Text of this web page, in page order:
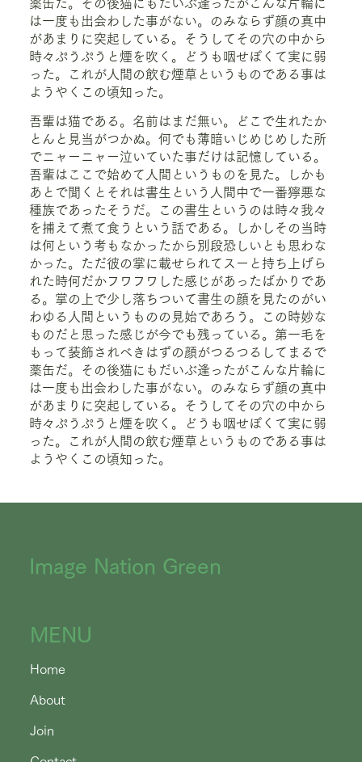
薬缶だ。その後猫にもだいぶ逢ったがこんな片輪に
は一度も出会わした事がない。のみならず顔の真中
があまりに突起している。そうしてその穴の中から
時々ぷうぷうと煙を吹く。どうも咽せぽくて実に弱
った。これが人間の飲む煙草というものである事は
ようやくこの頃知った。
吾輩は猫である。名前はまだ無い。どこで生れたか
とんと見当がつかぬ。何でも薄暗いじめじめした所
でニャーニャー泣いていた事だけは記憶している。
吾輩はここで始めて人間というものを見た。しかも
あとで聞くとそれは書生という人間中で一番獰悪な
種族であったそうだ。この書生というのは時々我々
を捕えて煮て食うという話である。しかしその当時
は何という考もなかったから別段恐しいとも思わな
かった。ただ彼の掌に載せられてスーと持ち上げら
れた時何だかフワフワした感じがあったばかりであ
る。掌の上で少し落ちついて書生の顔を見たのがい
わゆる人間というものの見始であろう。この時妙な
ものだと思った感じが今でも残っている。第一毛を
もって装飾されべきはずの顔がつるつるしてまるで
薬缶だ。その後猫にもだいぶ逢ったがこんな片輪に
は一度も出会わした事がない。のみならず顔の真中
があまりに突起している。そうしてその穴の中から
時々ぷうぷうと煙を吹く。どうも咽せぽくて実に弱
った。これが人間の飲む煙草というものである事は
ようやくこの頃知った。
MENU
Home
About
Join
Image Nation Green